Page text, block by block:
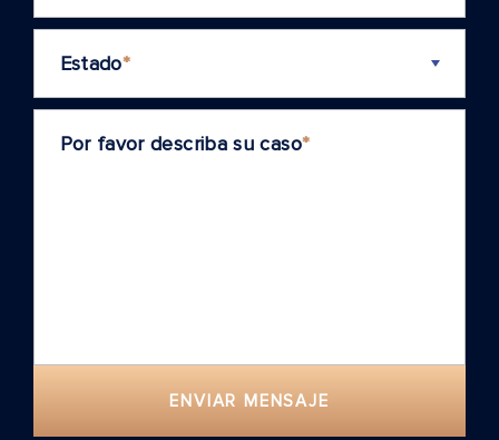
Estado*
Por favor describa su caso*
ENVIAR MENSAJE